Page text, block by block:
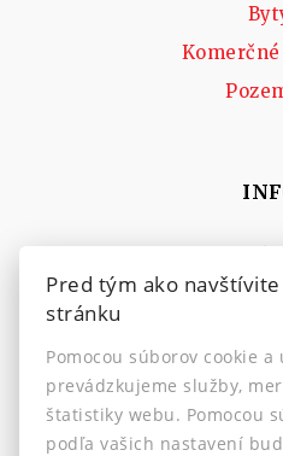
Pred tým ako
stránku
Pomocou súborov cookie
prevádzkujeme služby,
štatistiky webu. Pomocou
podľa vašich nastavení